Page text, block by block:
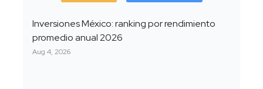
Inversiones México: ranking por rendimiento
promedio anual 2026
Aug 4, 2026